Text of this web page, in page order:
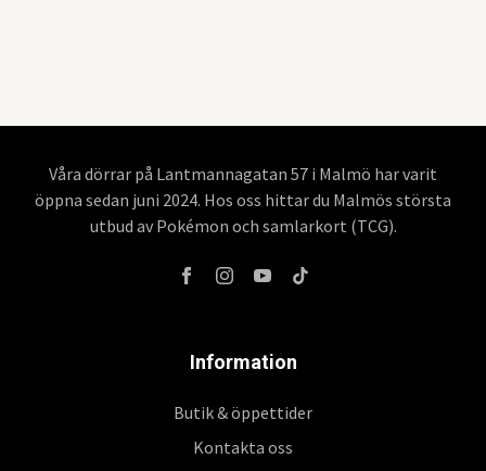
Våra dörrar på Lantmannagatan 57 i Malmö har varit
öppna sedan juni 2024. Hos oss hittar du Malmös största
utbud av Pokémon och samlarkort (TCG).
Information
Butik & öppettider
Kontakta oss